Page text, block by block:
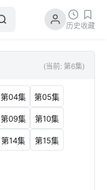
历史收藏
(当前: 第6集)
第04集 第05集
第09集 第10集
第14集 第15集